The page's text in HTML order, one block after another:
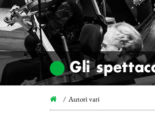
Gli
Autori vari